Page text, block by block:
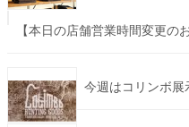
【本日の店舗営業時間変更の
今週はコリンボ展